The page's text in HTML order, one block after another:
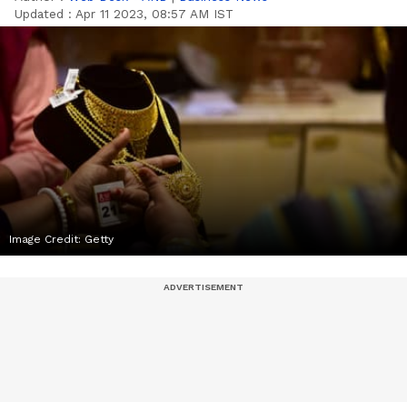
Updated : Apr 11 2023, 08:57 AM IST
Image Credit: Getty